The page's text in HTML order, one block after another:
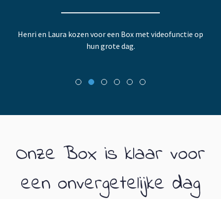
Henri en Laura kozen voor een Box met videofunctie op
hun grote dag.
Onze Box is klaar voor
een onvergetelijke dag